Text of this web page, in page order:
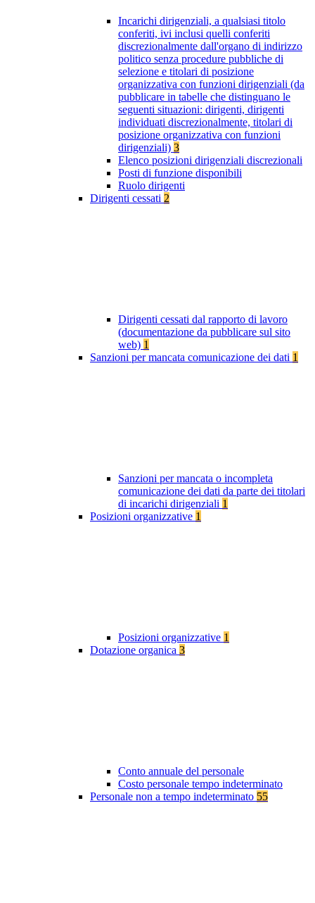
Incarichi dirigenziali, a qualsiasi titolo
conferiti, ivi inclusi quelli conferiti
discrezionalmente dall'organo di indirizzo
politico senza procedure pubbliche di
selezione e titolari di posizione
organizzativa con funzioni dirigenziali (da
pubblicare in tabelle che distinguano le
seguenti situazioni: dirigenti, dirigenti
individuati discrezionalmente, titolari di
posizione organizzativa con funzioni
dirigenziali) 3
Elenco posizioni dirigenziali discrezionali
Posti di funzione disponibili
Ruolo dirigenti
Dirigenti cessati 2
Dirigenti cessati dal rapporto di lavoro
(documentazione da pubblicare sul sito
web) 1
Sanzioni per mancata comunicazione dei dati 1
Sanzioni per mancata o incompleta
comunicazione dei dati da parte dei titolari
di incarichi dirigenziali 1
Posizioni organizzative 1
Posizioni organizzative 1
Dotazione organica 3
Conto annuale del personale
Costo personale tempo indeterminato
Personale non a tempo indeterminato 55